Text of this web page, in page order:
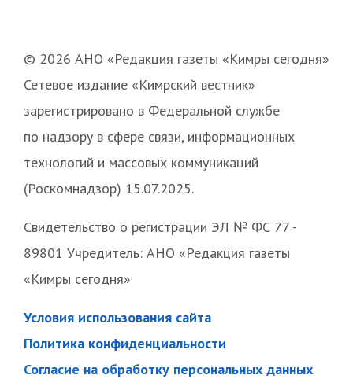
© 2026 АНО «Редакция газеты «Кимры сегодня»
Сетевое издание «Кимрский вестник»
зарегистрировано в Федеральной службе
по надзору в сфере связи, информационных
технологий и массовых коммуникаций
(Роскомнадзор) 15.07.2025.
Свидетельство о регистрации ЭЛ № ФС 77 -
89801 Учредитель: АНО «Редакция газеты
«Кимры сегодня»
Условия использования сайта
Политика конфиденциальности
Согласие на обработку персональных данных